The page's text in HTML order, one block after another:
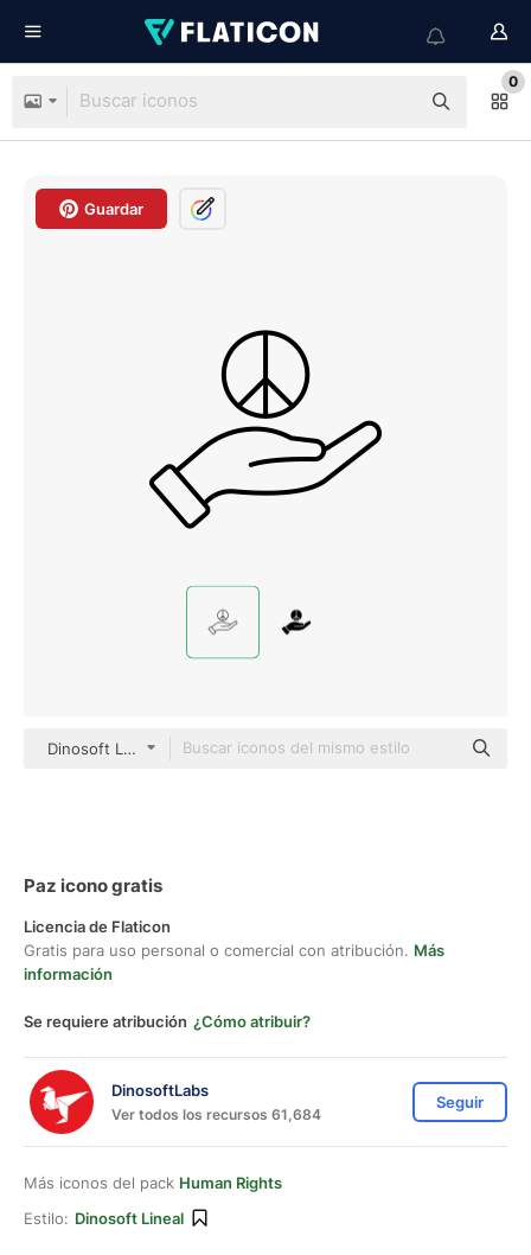
0
Guardar
Dinosoft Lineal
Paz icono gratis
Licencia de Flaticon
Gratis para uso personal o comercial con atribución. Más
información
Se requiere atribución ¿Cómo atribuir?
DinosoftLabs
Ver todos los recursos 61,684
Seguir
Más iconos del pack Human Rights
Estilo: Dinosoft Lineal